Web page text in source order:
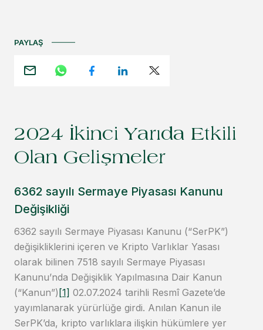
2024 İkinci Yarıda Etkili
Olan Gelişmeler
6362 sayılı Sermaye Piyasası Kanunu
Değişikliği
6362 sayılı Sermaye Piyasası Kanunu (“SerPK”)
değişikliklerini içeren ve Kripto Varlıklar Yasası
olarak bilinen 7518 sayılı Sermaye Piyasası
Kanunu’nda Değişiklik Yapılmasına Dair Kanun
(“Kanun”) [1] 02.07.2024 tarihli Resmî Gazete’de
yayımlanarak yürürlüğe girdi. Anılan Kanun ile
SerPK’da, kripto varlıklara ilişkin hükümlere yer
PAYLAŞ